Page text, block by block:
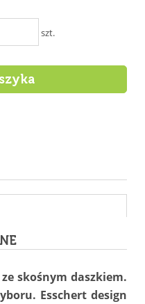
szt.
skośnym daszkiem.
Esschert design